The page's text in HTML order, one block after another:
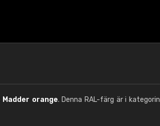
Madder orange. Denna RAL-färg är i kategorin